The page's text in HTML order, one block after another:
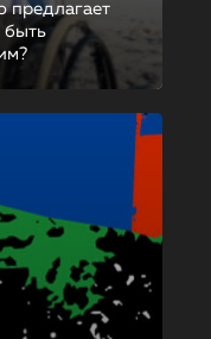
предлагает
быть